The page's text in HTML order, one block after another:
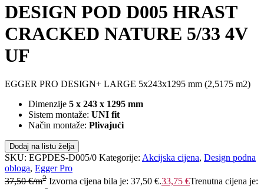
DESIGN POD D005 HRAST
CRACKED NATURE 5/33 4V
UF
EGGER PRO DESIGN+ LARGE 5x243x1295 mm (2,5175 m2)
Dimenzije 5 x 243 x 1295 mm
Sistem montaže: UNI fit
Način montaže: Plivajući
Dodaj na listu želja
SKU: EGPDES-D005/0 Kategorije: Akcijska cijena, Design podna
obloga, Egger Pro
37,50€/m2 Izvorna cijena bila je: 37,50 €.33,75 €Trenutna cijena je: